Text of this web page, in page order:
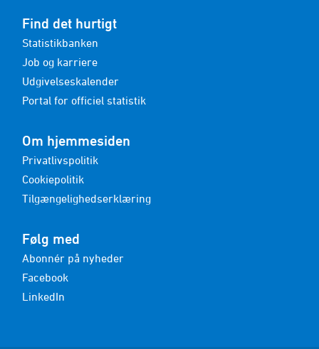
Find det hurtigt
Statistikbanken
Job og karriere
Udgivelseskalender
Portal for officiel statistik
Om hjemmesiden
Privatlivspolitik
Cookiepolitik
Tilgængelighedserklæring
Følg med
Abonnér på nyheder
Facebook
LinkedIn